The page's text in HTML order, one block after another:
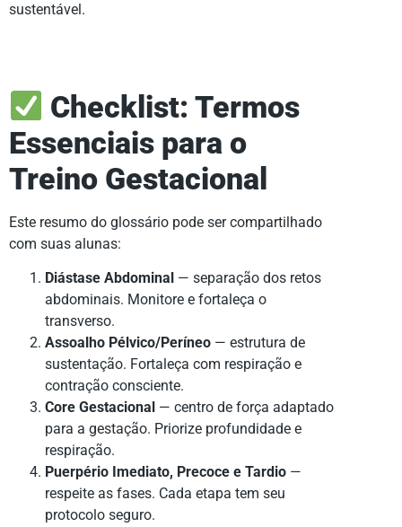
sustentável.
Checklist: Termos
Essenciais para o
Treino Gestacional
Este resumo do glossário pode ser compartilhado
com suas alunas:
Diástase Abdominal — separação dos retos
abdominais. Monitore e fortaleça o
transverso.
Assoalho Pélvico/Períneo — estrutura de
sustentação. Fortaleça com respiração e
contração consciente.
Core Gestacional — centro de força adaptado
para a gestação. Priorize profundidade e
respiração.
Puerpério Imediato, Precoce e Tardio —
respeite as fases. Cada etapa tem seu
protocolo seguro.